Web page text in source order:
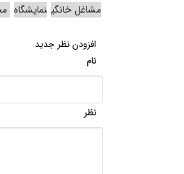
مشاغل خانگی نمایشگاه
افزودن نظر جدید
نام
نظر